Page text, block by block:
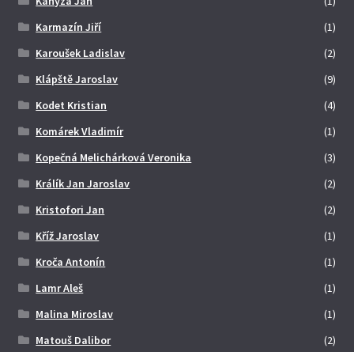
Karmazín Jiří
(1)
Karoušek Ladislav
(2)
Klápště Jaroslav
(9)
Kodet Kristian
(4)
Komárek Vladimír
(1)
Kopečná Melichárková Veronika
(3)
Králík Jan Jaroslav
(2)
Kristofori Jan
(2)
Kříž Jaroslav
(1)
Kroča Antonín
(1)
Lamr Aleš
(1)
Malina Miroslav
(1)
Matouš Dalibor
(2)